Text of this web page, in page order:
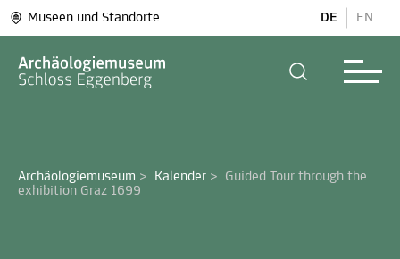
Museen und Standorte DE EN
Archäologiemuseum > Kalender > Guided Tour through the
exhibition Graz 1699